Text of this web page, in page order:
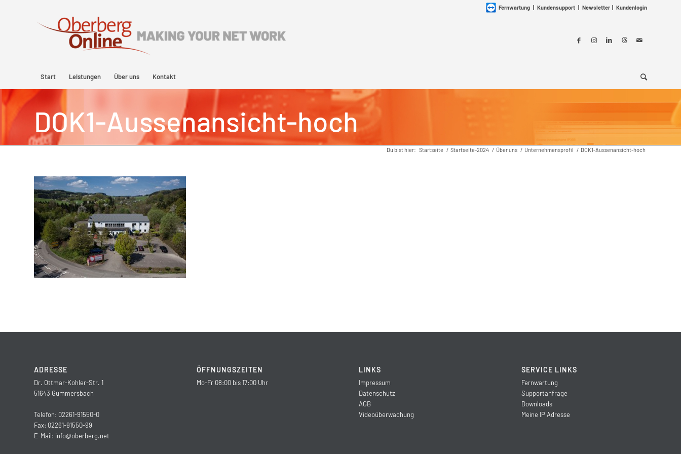
Fernwartung | Kundensupport | Newsletter | Kundenlogin
Start Leistungen Über uns Kontakt
DOK1-Aussenansicht-hoch
Du bist hier: Startseite / Startseite-2024 / Über uns / Unternehmensprofil / DOK1-Aussenansicht-hoch
ADRESSE
Dr. Ottmar-Kohler-Str. 1
51643 Gummersbach
Telefon: 02261-91550-0
Fax: 02261-91550-99
E-Mail: info@oberberg.net
ÖFFNUNGSZEITEN
Mo-Fr 08:00 bis 17:00 Uhr
LINKS
Impressum
Datenschutz
AGB
Videoüberwachung
SERVICE LINKS
Fernwartung
Supportanfrage
Downloads
Meine IP Adresse